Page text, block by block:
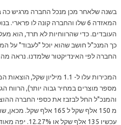
בשנה שלאחר מכן מנכל החברה מרגיש כה
המאזדה 6 שלו והחברה קונה לו
העובדים. כדי שהרווחיות לא תרד, הוא
כך המנכ"ל חושב שהוא יוכל "לעבוד" על
החברה לפי האינדיקטור שלמדנו. נראה מה
והמנכ"ל החל לבזבז את כספי החברה
מ 150 אלף שקל ל 165 אלף
עכשיו 135 אלף